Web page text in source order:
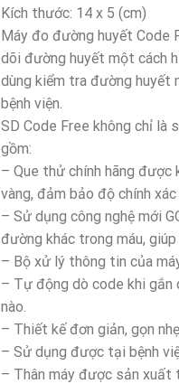
Kích thước: 14 x 5 (cm)
Máy đo đường huyết Code
dõi đường huyết một cách
dùng kiểm tra đường huyết
bệnh viện.
SD Code Free không chỉ là
gồm:
– Que thử chính hãng được
vàng, đảm bảo độ chính
– Sử dụng công nghệ mới
đường khác trong máu, giúp
– Bộ xử lý thông tin của
– Tự động dò code khi gắn
nào.
– Thiết kế đơn giản, gọn
– Sử dụng được tại bệnh
– Thân máy được sản xuất